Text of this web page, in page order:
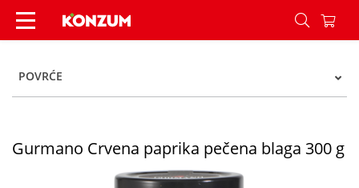
Gurmano Crvena paprika pečena blaga 300 g -
POVRĆE
Gurmano Crvena paprika pečena blaga 300 g